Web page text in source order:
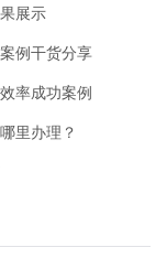
展示
例干货分享
率成功案例
里办理？